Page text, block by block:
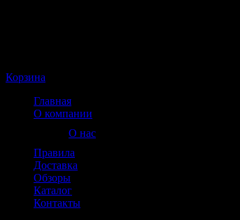
Корзина
Главная
О компании
О нас
Правила
Доставка
Обзоры
Каталог
Контакты